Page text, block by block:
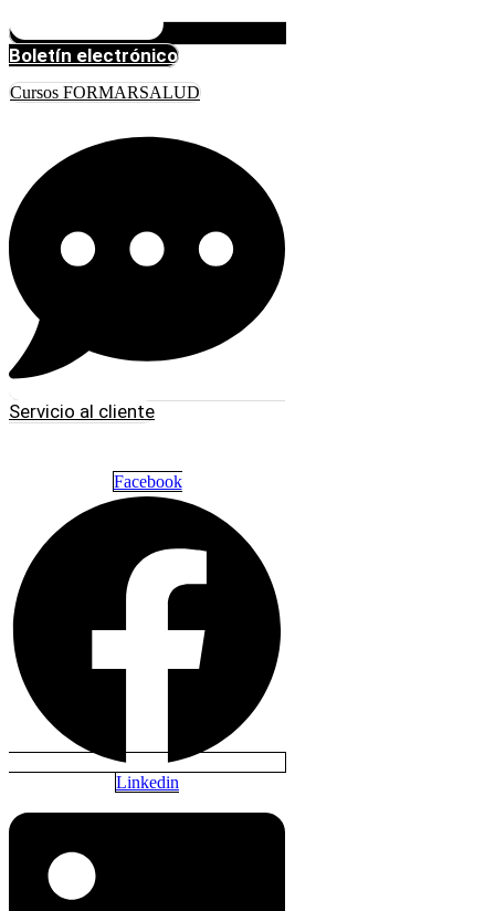
Boletín electrónico
Cursos FORMARSALUD
Servicio al cliente
Facebook
Linkedin